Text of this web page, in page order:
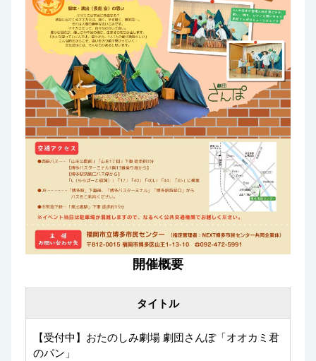
開催概要
タイトル
【受付中】おたのしみ劇場 劇団さんぽ「オオカミ君
のパン」